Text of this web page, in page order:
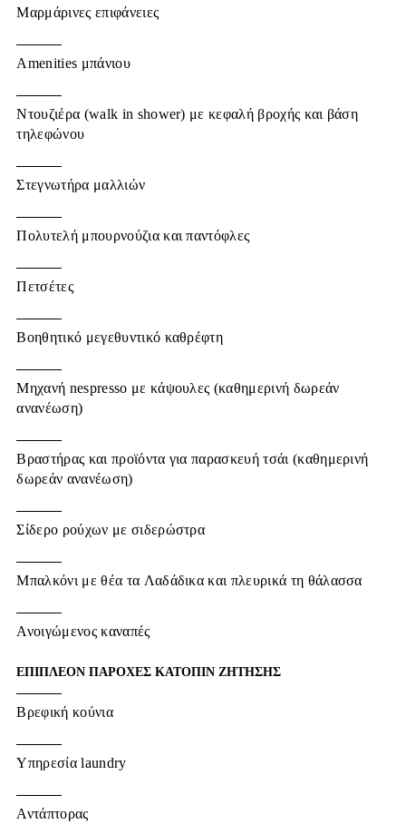
Μαρμάρινες επιφάνειες
Amenities μπάνιου
Ντουζιέρα (walk in shower) με κεφαλή βροχής και βάση
τηλεφώνου
Στεγνωτήρα μαλλιών
Πολυτελή μπουρνούζια και παντόφλες
Πετσέτες
Βοηθητικό μεγεθυντικό καθρέφτη
Μηχανή nespresso με κάψουλες (καθημερινή δωρεάν
ανανέωση)
Βραστήρας και προϊόντα για παρασκευή τσάι (καθημερινή
δωρεάν ανανέωση)
Σίδερο ρούχων με σιδερώστρα
Μπαλκόνι με θέα τα Λαδάδικα και πλευρικά τη θάλασσα
Ανοιγώμενος καναπές
ΕΠΙΠΛΕΟΝ ΠΑΡΟΧΕΣ ΚΑΤΟΠΙΝ ΖΗΤΗΣΗΣ
Βρεφική κούνια
Υπηρεσία laundry
Αντάπτορας